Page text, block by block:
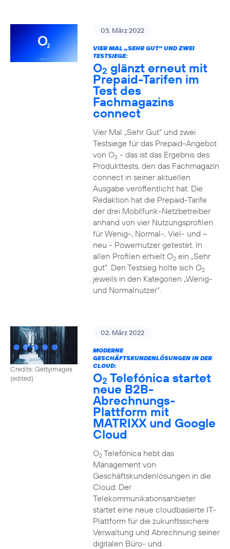
03. März 2022
VIER MAL „SEHR GUT“ UND ZWEI
TESTSIEGE:
O2 glänzt erneut mit
Prepaid-Tarifen im
Test des
Fachmagazins
connect
Vier Mal „Sehr Gut“ und zwei
Testsiege für das Prepaid-Angebot
von O2- das ist das Ergebnis des
Produkttests, den das Fachmagazin
connect in seiner aktuellen
Ausgabe veröffentlicht hat. Die
Redaktion hat die Prepaid-Tarife
der drei Mobilfunk-Netzbetreiber
anhand von vier Nutzungsprofilen
für Wenig-, Normal-, Viel- und –
neu - Powernutzer getestet. In
allen Profilen erhielt O2ein „Sehr
gut“. Den Testsieg holte sich O2
jeweils in den Kategorien „Wenig-
und Normalnutzer“.
Credits: Gettyimages
(edited)
02. März 2022
MODERNE
GESCHÄFTSKUNDENLÖSUNGEN IN DER
CLOUD:
O2 Telefónica startet
neue B2B-
Abrechnungs-
Plattform mit
MATRIXX und Google
Cloud
O2Telefónica hebt das
Management von
Geschäftskundenlösungen in die
Cloud: Der
Telekommunikationsanbieter
startet eine neue cloudbasierte IT-
Plattform für die zukunftssichere
Verwaltung und Abrechnung seiner
digitalen Büro- und